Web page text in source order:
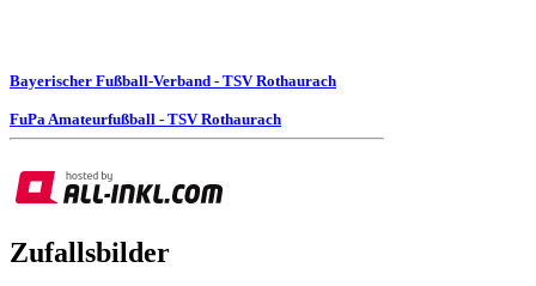
Bayerischer Fußball-Verband - TSV Rothaurach
FuPa Amateurfußball - TSV Rothaurach
Zufallsbilder